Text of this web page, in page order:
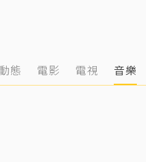
態 電影 電視 音樂